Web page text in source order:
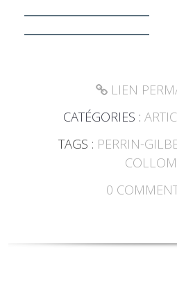
LIEN
CATÉGORIES :
TAGS : PERRIN-
0